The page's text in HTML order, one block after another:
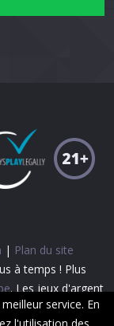
| Plan du site
à temps ! Plus
. Les jeux d'argent
service. En